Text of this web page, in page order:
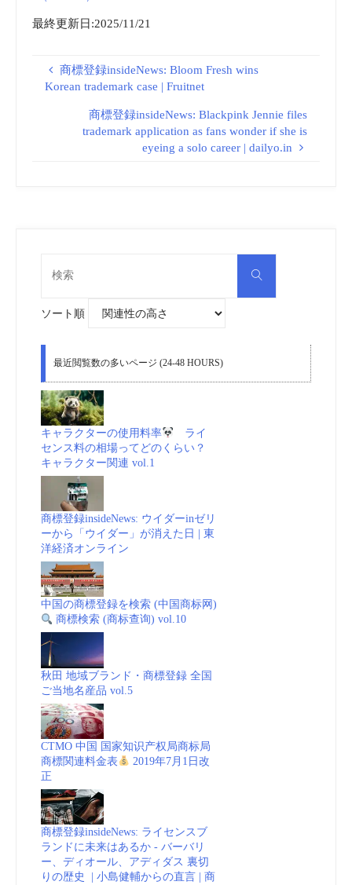
最終更新日:2025/11/21
商標登録insideNews: Bloom Fresh wins
Korean trademark case | Fruitnet
商標登録insideNews: Blackpink Jennie files
trademark application as fans wonder if she is
eyeing a solo career | dailyo.in
検
ソート順
最近閲覧数の多いページ (24-48 HOURS)
キャラクターの使用料率
ライ
センス料の相場ってどのくらい？
キャラクター関連 vol.1
商標登録insideNews: ウイダーinゼリ
ーから「ウイダー」が消えた日 | 東
洋経済オンライン
中国の商標登録を検索 (中国商标网)
商標検索 (商标查询) vol.10
秋田 地域ブランド・商標登録 全国
ご当地名産品 vol.5
CTMO 中国 国家知识产权局商标局
商標関連料金表
2019年7月1日改
正
商標登録insideNews: ライセンスブ
ランドに未来はあるか - バーバリ
ー、ディオール、アディダス 裏切
りの歴史 | 小島健輔からの直言 | 商